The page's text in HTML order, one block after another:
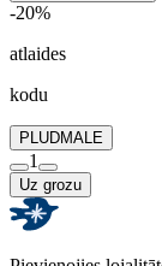
-20%
atlaides
kodu
PLUDMALE
1
Uz grozu